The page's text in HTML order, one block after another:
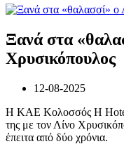
Ξανά στα
Χρυσικόπουλος
12-08-2025
Η ΚΑΕ Κολοσσός H
της με τον Λίνο
έπειτα από δύο χρόνια.